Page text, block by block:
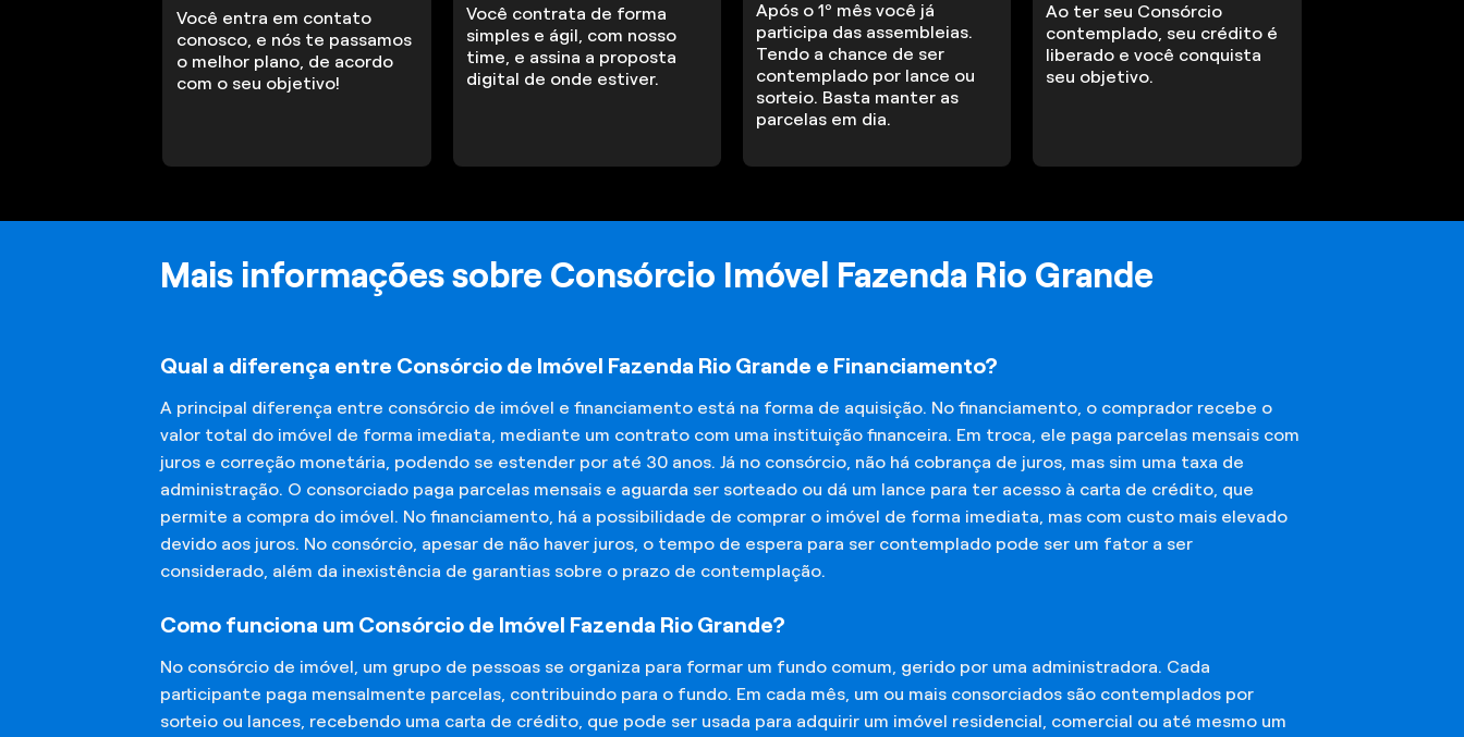
Você entra em contato
conosco, e nós te passamos
o melhor plano, de acordo
com o seu objetivo!
Você contrata de forma
simples e ágil, com nosso
time, e assina a proposta
digital de onde estiver.
Após o 1º mês você já
participa das assembleias.
Tendo a chance de ser
contemplado por lance ou
sorteio. Basta manter as
parcelas em dia.
Ao ter seu Consórcio
contemplado, seu crédito é
liberado e você conquista
seu objetivo.
Mais informações sobre Consórcio Imóvel Fazenda Rio Grande
Qual a diferença entre Consórcio de Imóvel Fazenda Rio Grande e Financiamento?
A principal diferença entre consórcio de imóvel e financiamento está na forma de aquisição. No financiamento, o comprador recebe o
valor total do imóvel de forma imediata, mediante um contrato com uma instituição financeira. Em troca, ele paga parcelas mensais com
juros e correção monetária, podendo se estender por até 30 anos. Já no consórcio, não há cobrança de juros, mas sim uma taxa de
administração. O consorciado paga parcelas mensais e aguarda ser sorteado ou dá um lance para ter acesso à carta de crédito, que
permite a compra do imóvel. No financiamento, há a possibilidade de comprar o imóvel de forma imediata, mas com custo mais elevado
devido aos juros. No consórcio, apesar de não haver juros, o tempo de espera para ser contemplado pode ser um fator a ser
considerado, além da inexistência de garantias sobre o prazo de contemplação.
Como funciona um Consórcio de Imóvel Fazenda Rio Grande?
No consórcio de imóvel, um grupo de pessoas se organiza para formar um fundo comum, gerido por uma administradora. Cada
participante paga mensalmente parcelas, contribuindo para o fundo. Em cada mês, um ou mais consorciados são contemplados por
sorteio ou lances, recebendo uma carta de crédito, que pode ser usada para adquirir um imóvel residencial, comercial ou até mesmo um